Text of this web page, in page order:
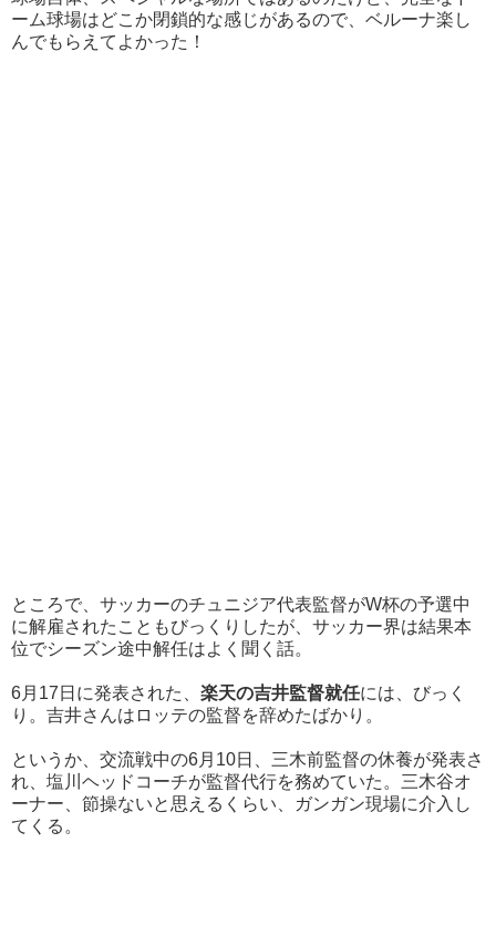
ーム球場はどこか閉鎖的な感じがあるので、ベルーナ楽し
んでもらえてよかった！
ところで、サッカーのチュニジア代表監督がW杯の予選中
に解雇されたこともびっくりしたが、サッカー界は結果本
位でシーズン途中解任はよく聞く話。
6月17日に発表された、 楽天の吉井監督就任には、びっく
り。吉井さんはロッテの監督を辞めたばかり。
というか、交流戦中の6月10日、三木前監督の休養が発表さ
れ、塩川ヘッドコーチが監督代行を務めていた。三木谷オ
ーナー、節操ないと思えるくらい、ガンガン現場に介入し
てくる。